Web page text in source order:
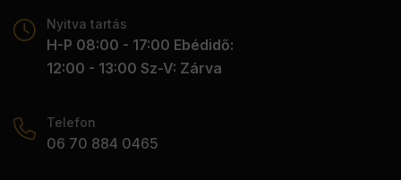
• Start-stop/motormegállító rendszer
• Szervokormány
• Színezett üveg
• Távolsági fényszóró asszisztens
• Távolságtartó tempomat
Nyitva tartás
H-P 08:00 - 17:00 Ebédidő:
12:00 - 13:00 Sz-V: Zárva
Telefon
06 70 884 0465